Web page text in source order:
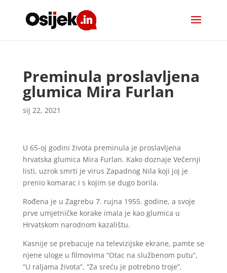
Preminula proslavljena
glumica Mira Furlan
sij 22, 2021
U 65-oj godini života preminula je proslavljena
hrvatska glumica Mira Furlan. Kako doznaje Večernji
listi, uzrok smrti je virus Zapadnog Nila koji joj je
prenio komarac i s kojim se dugo borila.
Rođena je u Zagrebu 7. rujna 1955. godine, a svoje
prve umjetničke korake imala je kao glumica u
Hrvatskom narodnom kazalištu.
Kasnije se prebacuje na televizijske ekrane, pamte se
njene uloge u filmovima “Otac na službenom putu”,
“U raljama života”, “Za sreću je potrebno troje”,